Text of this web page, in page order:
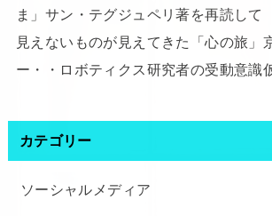
ま」サン・テグジュペリ著を再読して
見えないものが見えてきた「心の旅」
ー・・ロボティクス研究者の受動意識
カテゴリー
ソーシャルメディア